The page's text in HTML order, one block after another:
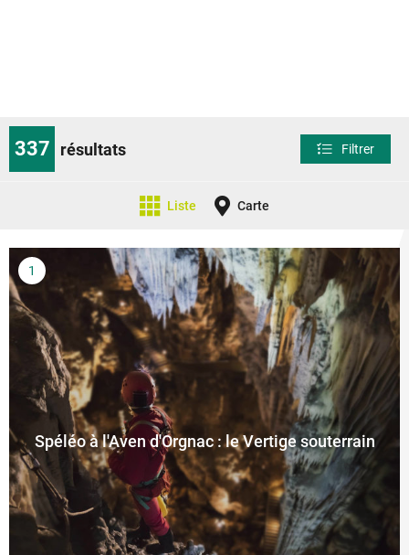
337 résultats Filtrer
Liste Carte
Spéléo à l'Aven d'Orgnac : le Vertige souterrain